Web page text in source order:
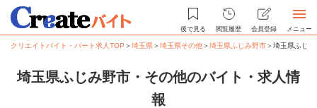
後で見る 閲覧履歴 会員登録 メニュー
クリエイトバイト・パート求人TOP ＞埼玉県＞埼玉県その他＞埼玉県ふじみ野市＞埼玉県ふじ
埼玉県ふじみ野市・その他のバイト・求人情
報